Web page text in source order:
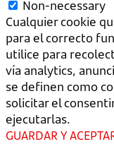
Non-necessary
Cualquier cookie
para el correcto
utilice para
vía analytics,
se definen como
solicitar el
ejecutarlas.
GUARDAR Y